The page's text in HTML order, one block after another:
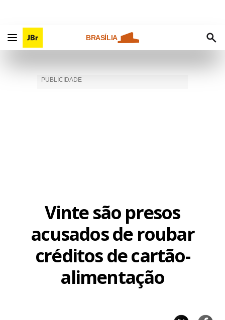
BRASÍLIA
Vinte são presos
acusados de roubar
créditos de cartão-
alimentação